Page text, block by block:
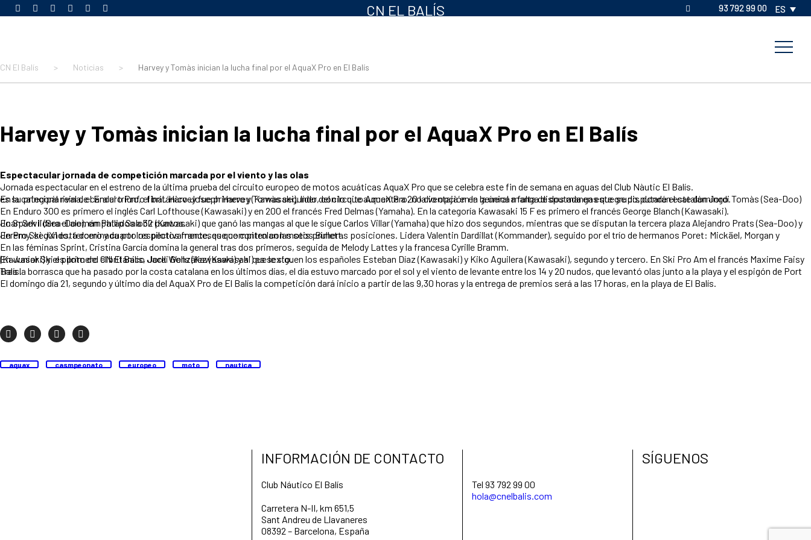
CN EL BALÍS 93 792 99 00 ES
CN El Balís > Noticias > Harvey y Tomàs inician la lucha final por el AquaX Pro en El Balís
Harvey y Tomàs inician la lucha final por el AquaX Pro en El Balís
Espectacular jornada de competición marcada por el viento y las olas
Jornada espectacular en el estreno de la última prueba del circuito europeo de motos acuáticas AquaX Pro que se celebra este fin de semana en aguas del Club Nàutic El Balís.
En la categoría reina, el Enduro Pro, el británico Joseph Harvey (Kawasaki), líder del circuito AquaX Pro, no dio opción en la única manga disputada en este grupo, donde el catalán Jordi Tomàs (Sea-Doo) es su principal rival de cara al triunfo final. Harvey fue primero y Tomàs segundo, con lo que aumenta a 20 la ventaja en la general a falta de dos mangas que se disputarán este domingo.
En Enduro 300 es primero el inglés Carl Lofthouse (Kawasaki) y en 200 el francés Fred Delmas (Yamaha). En la categoría Kawasaki 15 F es primero el francés George Blanch (Kawasaki).
En Spark lidera el alemán Philip Salobir (Kawasaki) que ganó las mangas al que le sigue Carlos Villar (Yamaha) que hizo dos segundos, mientras que se disputan la tercera plaza Alejandro Prats (Sea-Doo) y Joan Sevil (Sea-Doo), empatados a 32 puntos.
En Pro Ski JX1 está dominada por los pilotos franceses que controlan las seis primeras posiciones. Lidera Valentin Dardillat (Kommander), seguido por el trío de hermanos Poret: Mickäel, Morgan y Jeremy, segundo, tercero y cuarto respectivamente, que compiten con motos Bullett.
En las féminas Sprint, Cristina García domina la general tras dos primeros, seguida de Melody Lattes y la francesa Cyrille Bramm.
En Junior Ski es primero el británico Jack Wells (Kawasaki) y al que le siguen los españoles Esteban Díaz (Kawasaki) y Kiko Aguilera (Kawasaki), segundo y tercero. En Ski Pro Am el francés Maxime Faisy (Kawasaki) y el piloto del CN El Balís, Jordi González (Kawasaki) es sexto.
Tras la borrasca que ha pasado por la costa catalana en los últimos días, el día estuvo marcado por el sol y el viento de levante entre los 14 y 20 nudos, que levantó olas junto a la playa y el espigón de Port Balís.
El domingo día 21, segundo y último día del AquaX Pro de El Balís la competición dará inicio a partir de las 9,30 horas y la entrega de premios será a las 17 horas, en la playa de El Balís.
aquax casmpeonato europeo moto nautica
INFORMACIÓN DE CONTACTO
Club Náutico El Balís
Carretera N-II, km 651,5
Sant Andreu de Llavaneres
08392 – Barcelona, España
Tel 93 792 99 00
hola@cnelbalis.com
SÍGUENOS